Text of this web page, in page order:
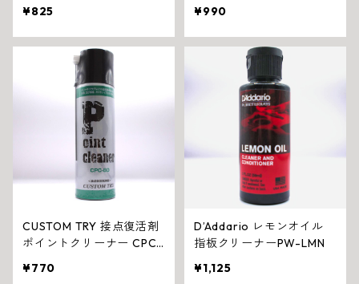
¥825
¥990
CUSTOM TRY 接点復活剤
ポイントクリーナー CPC-
¥770
D’Addario レモンオイル
指板クリーナーPW-LMN
¥1,125